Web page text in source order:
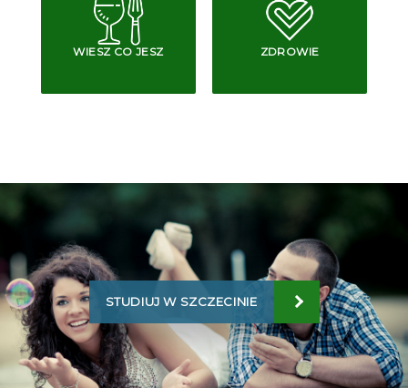
WIESZ CO JESZ ZDROWIE
STUDIUJ W SZCZECINIE